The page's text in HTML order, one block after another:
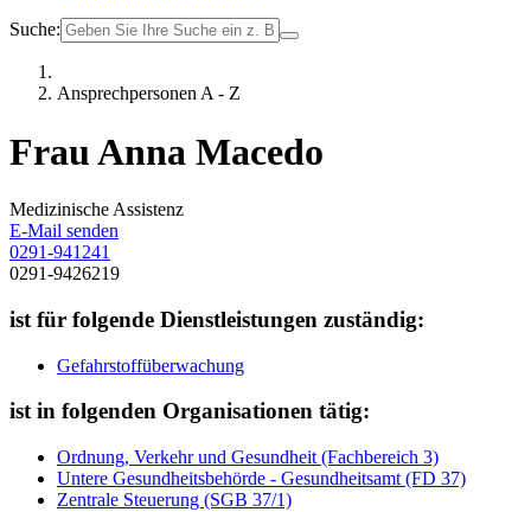
Suche:
Ansprechpersonen A - Z
Frau Anna Macedo
Medizinische Assistenz
E-Mail senden
0291-941241
0291-9426219
ist für folgende Dienstleistungen zuständig:
Gefahrstoffüberwachung
ist in folgenden Organisationen tätig:
Ordnung, Verkehr und Gesundheit (Fachbereich 3)
Untere Gesundheitsbehörde - Gesundheitsamt (FD 37)
Zentrale Steuerung (SGB 37/1)